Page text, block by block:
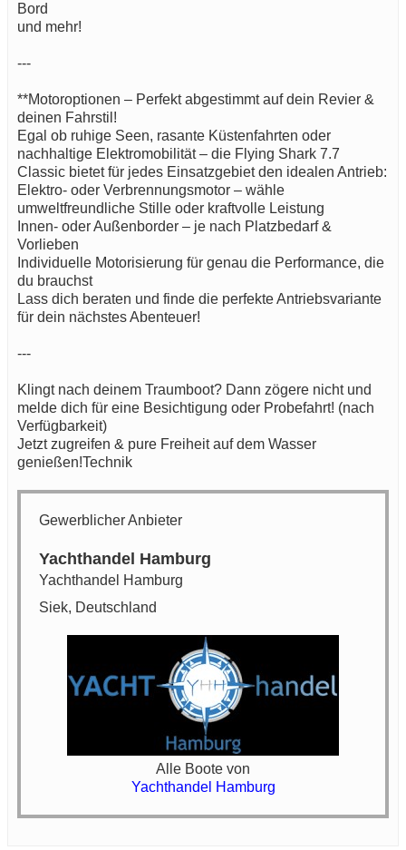
Bord
und mehr!
---
**Motoroptionen – Perfekt abgestimmt auf dein Revier &
deinen Fahrstil!
Egal ob ruhige Seen, rasante Küstenfahrten oder
nachhaltige Elektromobilität – die Flying Shark 7.7
Classic bietet für jedes Einsatzgebiet den idealen Antrieb:
Elektro- oder Verbrennungsmotor – wähle
umweltfreundliche Stille oder kraftvolle Leistung
Innen- oder Außenborder – je nach Platzbedarf &
Vorlieben
Individuelle Motorisierung für genau die Performance, die
du brauchst
Lass dich beraten und finde die perfekte Antriebsvariante
für dein nächstes Abenteuer!
---
Klingt nach deinem Traumboot? Dann zögere nicht und
melde dich für eine Besichtigung oder Probefahrt! (nach
Verfügbarkeit)
Jetzt zugreifen & pure Freiheit auf dem Wasser
genießen!Technik
Gewerblicher Anbieter
Yachthandel Hamburg
Yachthandel Hamburg
Siek, Deutschland
Alle Boote von
Yachthandel Hamburg